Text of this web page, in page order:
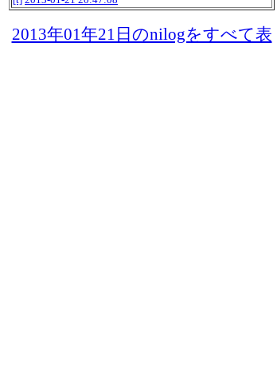
2013年01年21日のnilogをすべて表